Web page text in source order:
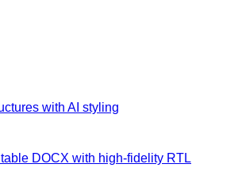
with AI styling
DOCX with high-fidelity RTL